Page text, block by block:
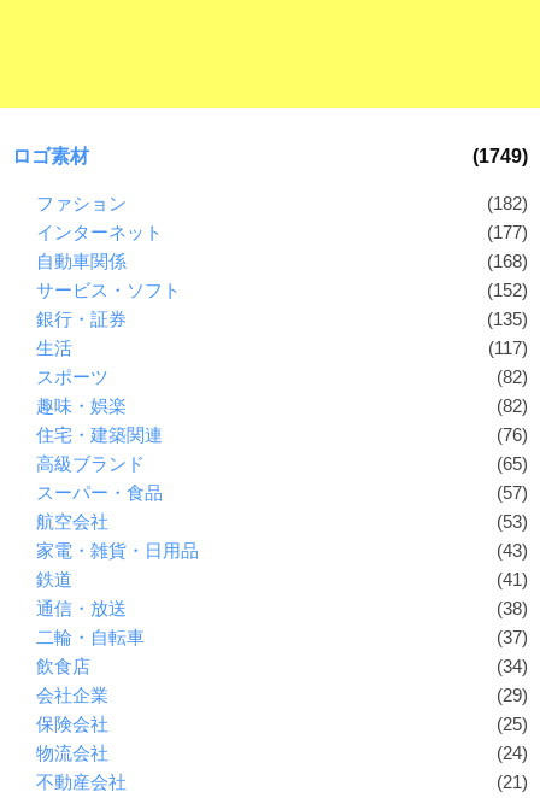
ロゴ素材 (1749)
ファション
(182)
インターネット
(177)
自動車関係
(168)
サービス・ソフト
(152)
銀行・証券
(135)
生活
(117)
スポーツ
(82)
趣味・娯楽
(82)
住宅・建築関連
(76)
高級ブランド
(65)
スーパー・食品
(57)
航空会社
(53)
家電・雑貨・日用品
(43)
鉄道
(41)
通信・放送
(38)
二輪・自転車
(37)
飲食店
(34)
会社企業
(29)
保険会社
(25)
物流会社
(24)
不動産会社
(21)